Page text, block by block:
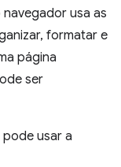
usa as
formatar e
página
ser
pode usar a